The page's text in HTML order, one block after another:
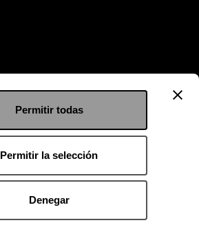
Permitir todas
Permitir la selección
Denegar